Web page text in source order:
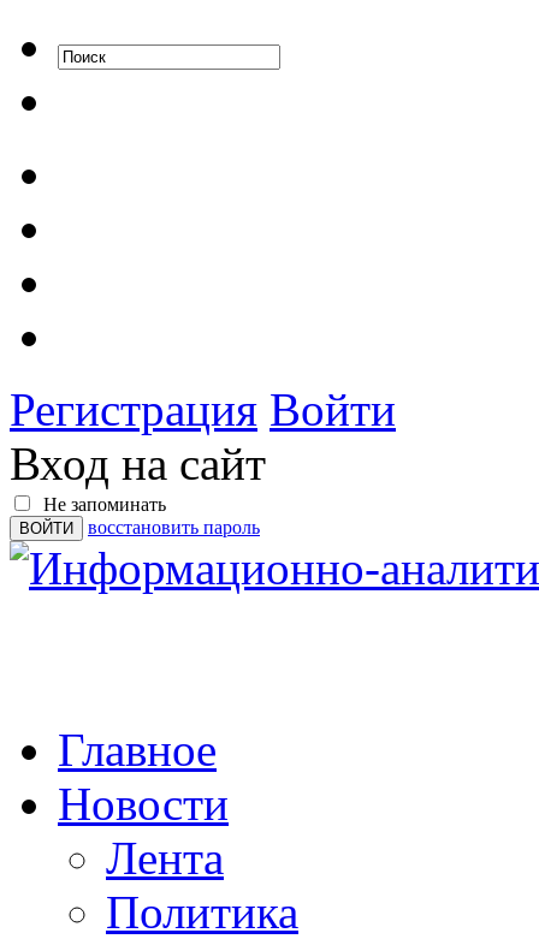
Регистрация Войти
Вход на сайт
Не запоминать
восстановить пароль
Главное
Новости
Лента
Политика